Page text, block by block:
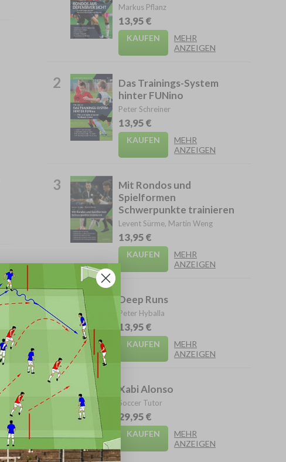
Markus Pflanz
13,95 €
KAUFEN
MEHR
ANZEIGEN
2
Das Trainings-System
hinter FUNino
Peter Schreiner
13,95 €
KAUFEN
MEHR
ANZEIGEN
3
Mit Rondos und
Spielformen
Schwerpunkte trainieren
Levent Sürme, Martin Weng
13,95 €
KAUFEN
MEHR
ANZEIGEN
Deep Runs
Peter Hyballa
13,95 €
KAUFEN
MEHR
ANZEIGEN
5 Xabi Alonso
Soccer Tutor
29,95 €
KAUFEN
MEHR
ANZEIGEN